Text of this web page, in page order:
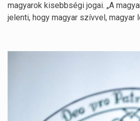
magyarok kisebbségi jogai. „A
jelenti, hogy magyar szívvel, magyar